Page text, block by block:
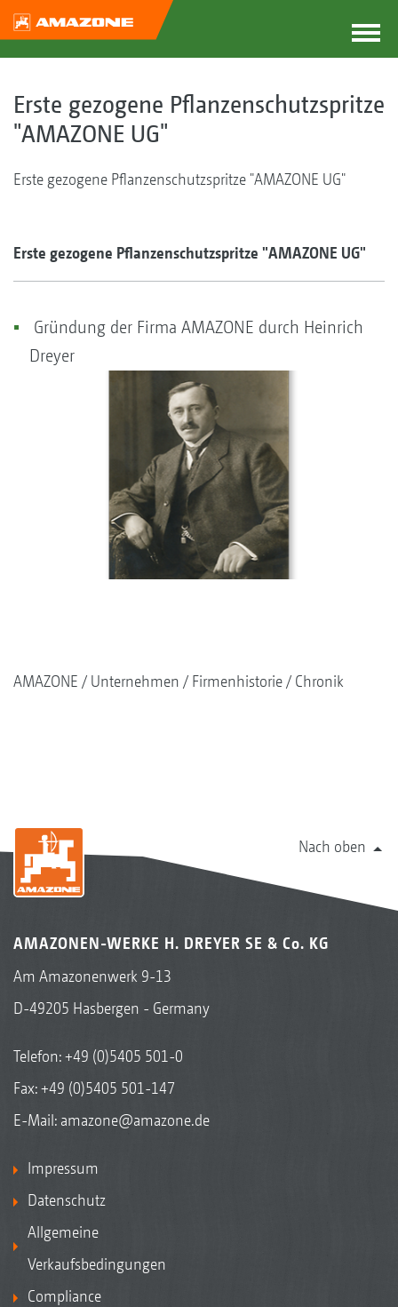
Erste gezogene Pflanzenschutzspritze
"AMAZONE UG"
Erste gezogene Pflanzenschutzspritze "AMAZONE UG"
Erste gezogene Pflanzenschutzspritze "AMAZONE UG"
Gründung der Firma AMAZONE durch Heinrich
Dreyer
AMAZONE Unternehmen Firmenhistorie Chronik
Nach oben
AMAZONEN-WERKE H. DREYER SE & Co. KG
Am Amazonenwerk 9-13
D-49205 Hasbergen - Germany
Telefon:+49 (0)5405 501-0
Fax: +49 (0)5405 501-147
E-Mail: amazone@amazone.de
Impressum
Datenschutz
Allgemeine
Verkaufsbedingungen
Compliance